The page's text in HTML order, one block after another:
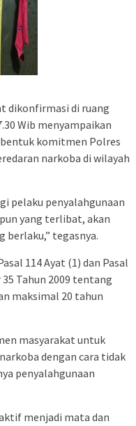
dikonfirmasi di ruang
Wib menyampaikan
komitmen Polres
narkoba di wilayah
pelaku penyalahgunaan
yang terlibat, akan
berlaku,” tegasnya.
114 Ayat (1) dan Pasal
Tahun 2009 tentang
maksimal 20 tahun
masyarakat untuk
dengan cara tidak
penyalahgunaan
menjadi mata dan